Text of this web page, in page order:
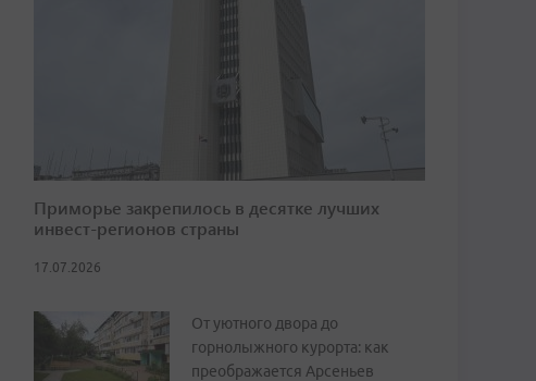
Приморье закрепилось в десятке лучших
инвест-регионов страны
17.07.2026
От уютного двора до
горнолыжного курорта: как
преображается Арсеньев